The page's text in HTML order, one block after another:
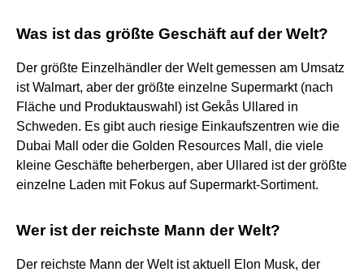
Was ist das größte Geschäft auf der Welt?
Der größte Einzelhändler der Welt gemessen am Umsatz
ist Walmart, aber der größte einzelne Supermarkt (nach
Fläche und Produktauswahl) ist Gekås Ullared in
Schweden. Es gibt auch riesige Einkaufszentren wie die
Dubai Mall oder die Golden Resources Mall, die viele
kleine Geschäfte beherbergen, aber Ullared ist der größte
einzelne Laden mit Fokus auf Supermarkt-Sortiment.
Wer ist der reichste Mann der Welt?
Der reichste Mann der Welt ist aktuell Elon Musk, der